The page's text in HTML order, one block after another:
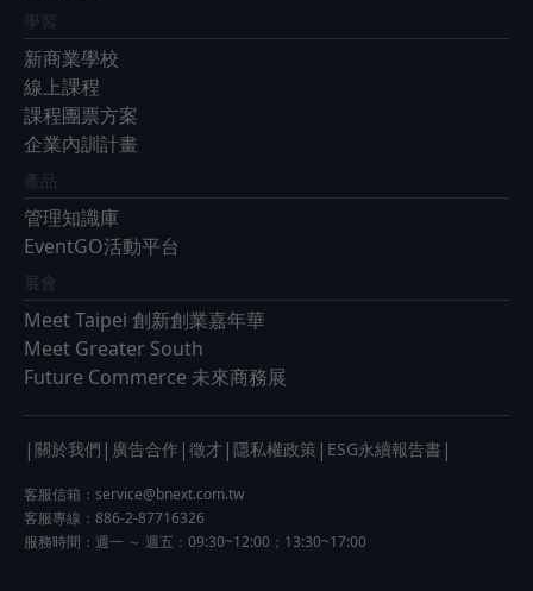
學習
新商業學校
線上課程
課程團票方案
企業內訓計畫
產品
管理知識庫
EventGO活動平台
展會
Meet Taipei 創新創業嘉年華
Meet Greater South
Future Commerce 未來商務展
| 關於我們 | 廣告合作 | 徵才 | 隱私權政策 | ESG永續報告書 |
客服信箱： service@bnext.com.tw
客服專線：886-2-87716326
服務時間：週一 ～ 週五：09:30~12:00；13:30~17:00